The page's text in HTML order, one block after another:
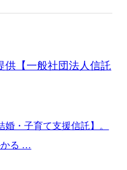
供【一般社団法人信託
・子育て支援信託】。
かる …